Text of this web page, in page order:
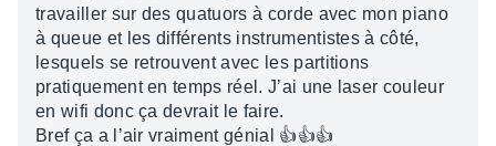
travailler sur des quatuors à corde avec mon piano
à queue et les différents instrumentistes à côté,
lesquels se retrouvent avec les partitions
pratiquement en temps réel. J’ai une laser couleur
en wifi donc ça devrait le faire.
Bref ça a l’air vraiment génial 👍👍👍